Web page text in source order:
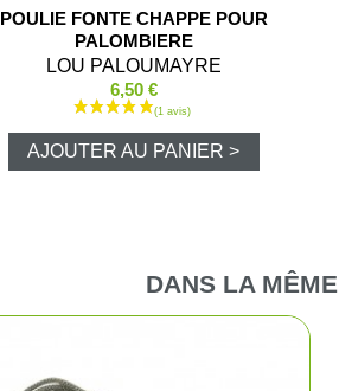
Pêche
Chasse
Ball-trap / Tir
Femme et enfant
Chaussant
POULIE FONTE CHAPPE POUR
PALOMBIERE
LOU PALOUMAYRE
6,50 €
AJOUTER AU PANIER >
DANS LA MÊME